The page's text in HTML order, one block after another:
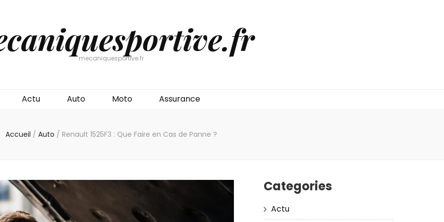
mecaniquesportive.fr
Actu Auto Moto Assurance
Accueil / Auto / Renault 1525F3 : Que Faire en Cas de Panne ?
Categories
Actu